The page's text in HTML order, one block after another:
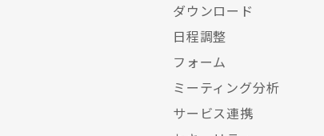
ダウンロード
日程調整
フォーム
ミーティング分析
サービス連携